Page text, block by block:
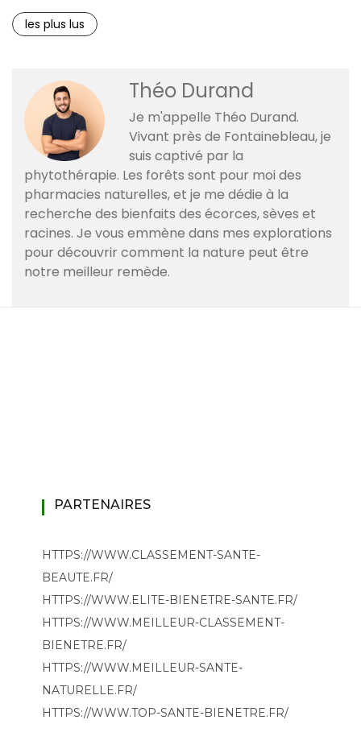
les plus lus
Théo Durand
Je m'appelle Théo Durand.
Vivant près de Fontainebleau, je
suis captivé par la
phytothérapie. Les forêts sont pour moi des
pharmacies naturelles, et je me dédie à la
recherche des bienfaits des écorces, sèves et
racines. Je vous emmène dans mes explorations
pour découvrir comment la nature peut être
notre meilleur remède.
PARTENAIRES
HTTPS://WWW.CLASSEMENT-SANTE-
BEAUTE.FR/
HTTPS://WWW.ELITE-BIENETRE-SANTE.FR/
HTTPS://WWW.MEILLEUR-CLASSEMENT-
BIENETRE.FR/
HTTPS://WWW.MEILLEUR-SANTE-
NATURELLE.FR/
HTTPS://WWW.TOP-SANTE-BIENETRE.FR/